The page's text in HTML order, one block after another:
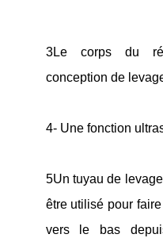
3Le corps du
conception de
4- Une fonction
5Un tuyau de
être utilisé pour
vers le bas